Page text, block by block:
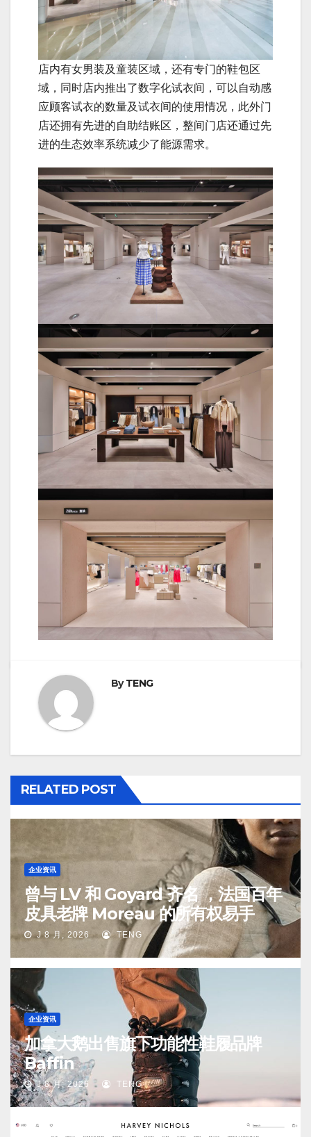
店内有女男装及童装区域，还有专门的鞋包区
域，同时店内推出了数字化试衣间，可以自动感
应顾客试衣的数量及试衣间的使用情况，此外门
店还拥有先进的自助结账区，整间门店还通过先
进的生态效率系统减少了能源需求。
ByTENG
RELATED POST
企业资讯
曾与 LV 和 Goyard 齐名 ，法国百年
皮具老牌 Moreau 的所有权易手
J 8 月, 2026 TENG
企业资讯
加拿大鹅出售旗下功能性鞋履品牌
Baffin
J 8 月, 2026 TENG